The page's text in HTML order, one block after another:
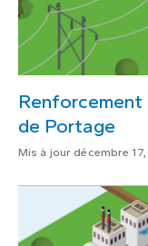
de Portage
Mis à jour décembre